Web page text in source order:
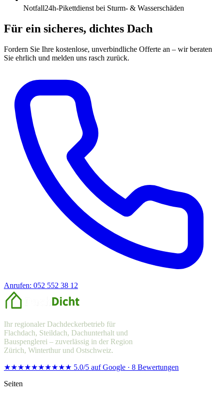
Notfall24h-Pikettdienst bei Sturm- & Wasserschäden
Für ein sicheres, dichtes Dach
Fordern Sie Ihre kostenlose, unverbindliche Offerte an – wir beraten
Sie ehrlich und melden uns rasch zurück.
Anrufen: 052 552 38 12
Ihr regionaler Dachdeckerbetrieb für
Flachdach, Steildach, Dachunterhalt und
Bauspenglerei – zuverlässig in der Region
Zürich, Winterthur und Ostschweiz.
★★★★★★★★★★ 5.0/5 auf Google · 8 Bewertungen
Seiten